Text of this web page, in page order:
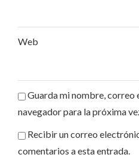
Web
Guarda mi nombre, correo
navegador para la próxima
Recibir un correo
comentarios a esta entrada.